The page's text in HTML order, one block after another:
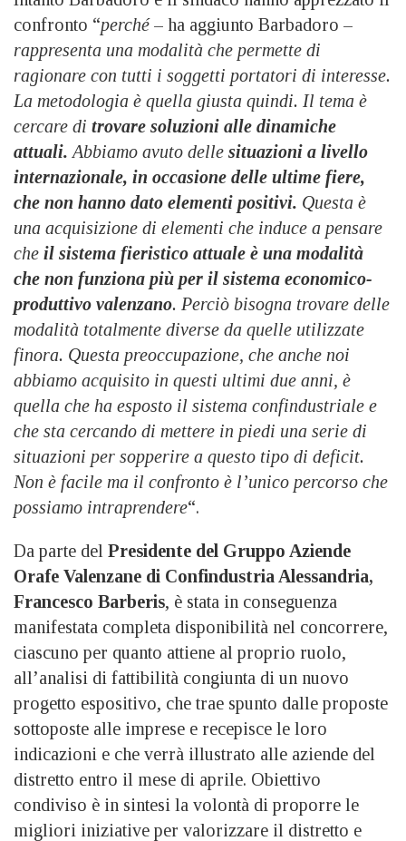
confronto “perché– ha aggiunto Barbadoro –
rappresenta una modalità che permette di
ragionare con tutti i soggetti portatori di interesse.
La metodologia è quella giusta quindi. Il tema è
cercare di trovare soluzioni alle dinamiche
attuali. Abbiamo avuto delle situazioni a livello
internazionale, in occasione delle ultime fiere,
che non hanno dato elementi positivi. Questa è
una acquisizione di elementi che induce a pensare
che il sistema fieristico attuale è una modalità
che non funziona più per il sistema economico-
produttivo valenzano. Perciò bisogna trovare delle
modalità totalmente diverse da quelle utilizzate
finora. Questa preoccupazione, che anche noi
abbiamo acquisito in questi ultimi due anni, è
quella che ha esposto il sistema confindustriale e
che sta cercando di mettere in piedi una serie di
situazioni per sopperire a questo tipo di deficit.
Non è facile ma il confronto è l’unico percorso che
possiamo intraprendere“.
Da parte del Presidente del Gruppo Aziende
Orafe Valenzane di Confindustria Alessandria,
Francesco Barberis, è stata in conseguenza
manifestata completa disponibilità nel concorrere,
ciascuno per quanto attiene al proprio ruolo,
all’analisi di fattibilità congiunta di un nuovo
progetto espositivo, che trae spunto dalle proposte
sottoposte alle imprese e recepisce le loro
indicazioni e che verrà illustrato alle aziende del
distretto entro il mese di aprile. Obiettivo
condiviso è in sintesi la volontà di proporre le
migliori iniziative per valorizzare il distretto e